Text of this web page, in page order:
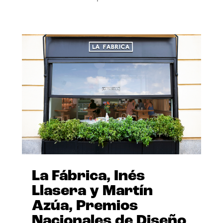
La Fábrica, Inés
Llasera y Martín
Azúa, Premios